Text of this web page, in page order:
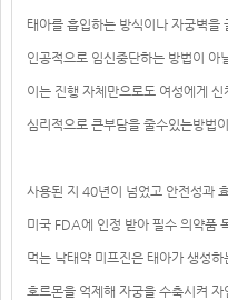
태아를 흡입하는 방식이나 자궁벽을
인공적으로 임신중단하는 방법이 아
이는 진행 자체만으로도 여성에게 신
심리적으로 큰부담을 줄수있는방법
사용된 지 40년이 넘었고 안전성과
미국 FDA에 인정 받아 필수 의약품
먹는 낙태약 미프진은 태아가 생성하
호르몬을 억제해 자궁을 수축시켜